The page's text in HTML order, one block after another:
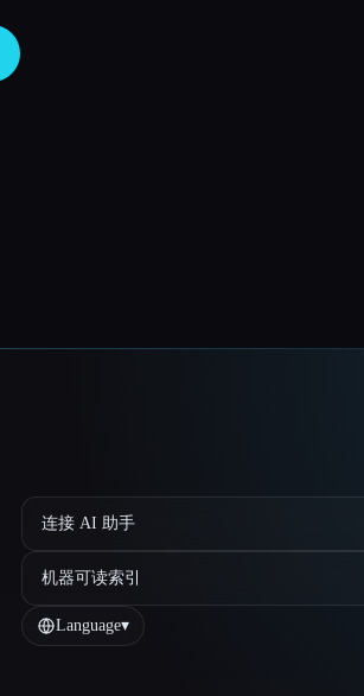
连接 AI 助手
机器可读索引
Language▾